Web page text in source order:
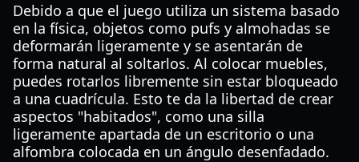
Debido a que el juego utiliza un sistema basado
en la física, objetos como pufs y almohadas se
deformarán ligeramente y se asentarán de
forma natural al soltarlos. Al colocar muebles,
puedes rotarlos libremente sin estar bloqueado
a una cuadrícula. Esto te da la libertad de crear
aspectos "habitados", como una silla
ligeramente apartada de un escritorio o una
alfombra colocada en un ángulo desenfadado.